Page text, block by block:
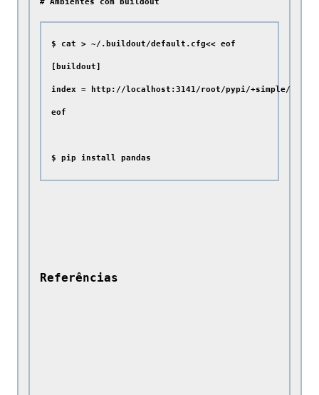
# Ambientes com buildout
$ cat > ~/.buildout/default.cfg<< eof
[buildout]
index = http://localhost:3141/root/pypi/+simple/
eof
Referências